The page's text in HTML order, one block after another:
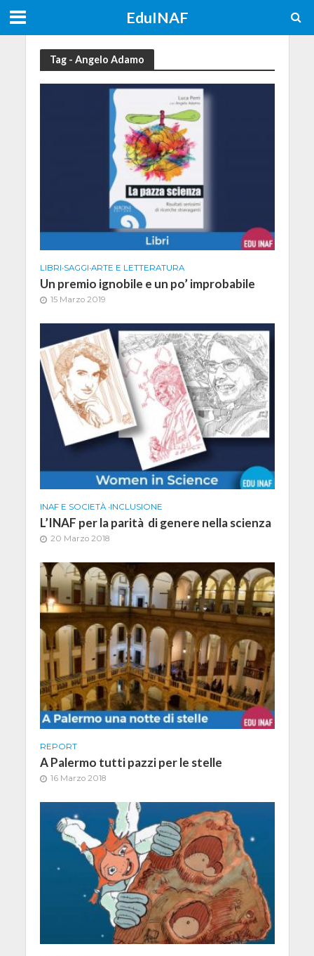
EduINAF
Tag - Angelo Adamo
LIBRI•SAGGI•ARTE E LETTERATURA
Un premio ignobile e un po’ improbabile
15 Marzo 2019
INAF E SOCIETÀ •INCLUSIONE
L’INAF per la parità di genere nella scienza
20 Marzo 2018
REPORT
A Palermo tutti pazzi per le stelle
16 Marzo 2018